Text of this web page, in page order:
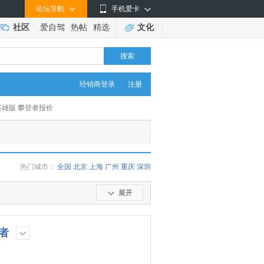
手机爱卡
论坛导航
社区 爱自驾 热帖 精选 文化
搜索
经销商登录 注册
版 攀登者报价
热门城市： 全国 北京 上海 广州 重庆 深圳
展开